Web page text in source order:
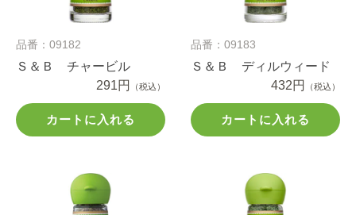
品番：09182
Ｓ＆Ｂ チャービル
291円
（税込）
カートに入れる
品番：09183
Ｓ＆Ｂ ディルウィード
432円
（税込）
カートに入れる